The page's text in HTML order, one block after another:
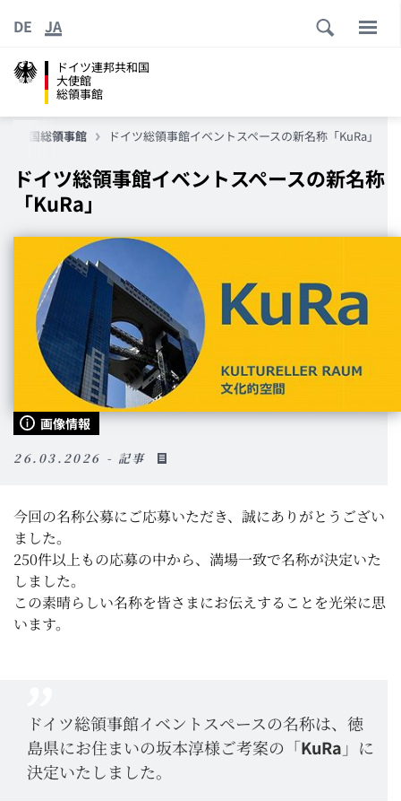
ドイツ連邦共和国
大使館
総領事館
DE JA
共和国総領事館 ドイツ総領事館イベントスペースの新名称「KuRa」
ドイツ総領事館イベントスペースの新名称
「KuRa」
画像情報
26.03.2026 - 記事
今回の名称公募にご応募いただき、誠にありがとうござい
ました。
250件以上もの応募の中から、満場一致で名称が決定いた
しました。
この素晴らしい名称を皆さまにお伝えすることを光栄に思
います。
ドイツ総領事館イベントスペースの名称は、徳
島県にお住まいの坂本淳様ご考案の「KuRa 」に
決定いたしました。